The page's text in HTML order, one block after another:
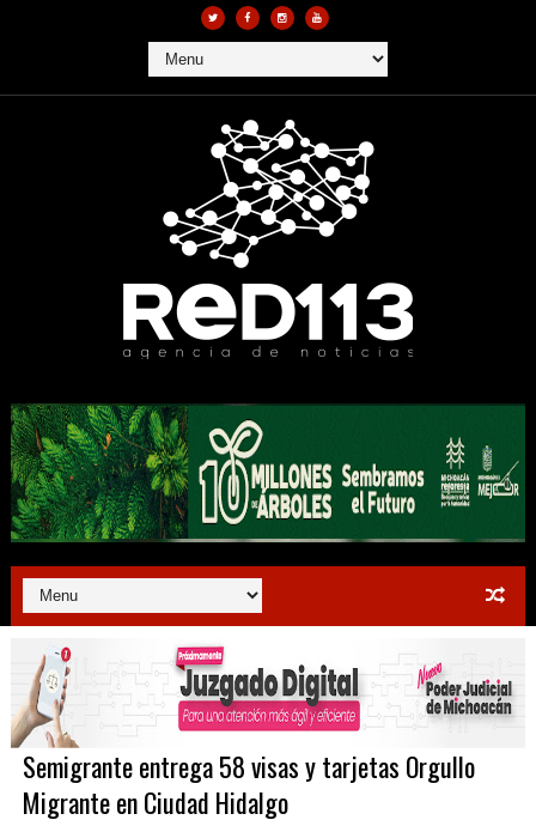
Semigrante entrega 58 visas y tarjetas Orgullo
Migrante en Ciudad Hidalgo